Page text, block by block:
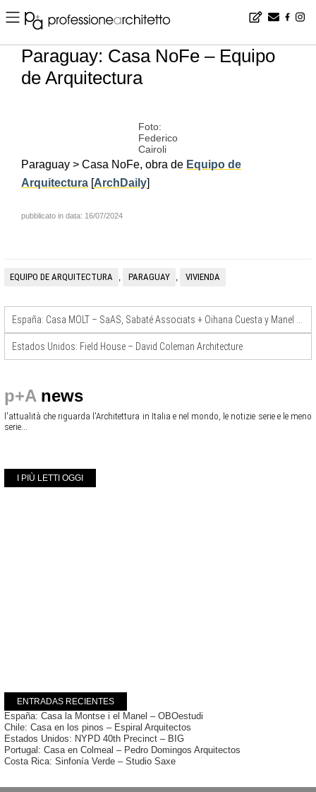
Home ▪ news ▪ es ▪ Paraguay: Casa NoFe – Equipo de Arquitectura
Paraguay: Casa NoFe – Equipo
de Arquitectura
Foto:
Federico
Cairoli
Paraguay > Casa NoFe, obra de Equipo de
Arquitectura [ArchDaily]
pubblicato in data: 16/07/2024
EQUIPO DE ARQUITECTURA , PARAGUAY , VIVIENDA
Estados Unidos: Field House – David Coleman Architecture
p+A news
l'attualità che riguarda l'Architettura in Italia e nel mondo, le notizie serie e le meno
serie...
I PIÙ LETTI OGGI
ENTRADAS RECIENTES
España: Casa la Montse i el Manel – OBOestudi
Chile: Casa en los pinos – Espiral Arquitectos
Estados Unidos: NYPD 40th Precinct – BIG
Portugal: Casa en Colmeal – Pedro Domingos Arquitectos
Costa Rica: Sinfonía Verde – Studio Saxe